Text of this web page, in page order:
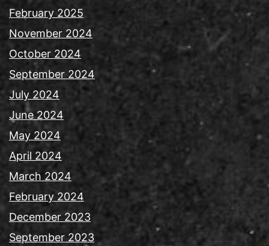
February 2025
November 2024
October 2024
September 2024
July 2024
June 2024
May 2024
April 2024
March 2024
February 2024
December 2023
September 2023